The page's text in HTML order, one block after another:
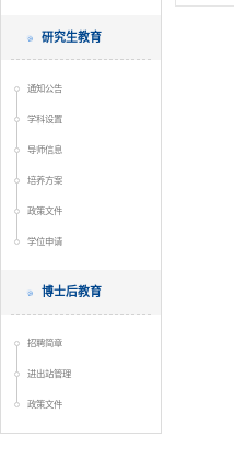
研究生教育
通知公告
学科设置
导师信息
培养方案
政策文件
学位申请
博士后教育
招聘简章
进出站管理
政策文件